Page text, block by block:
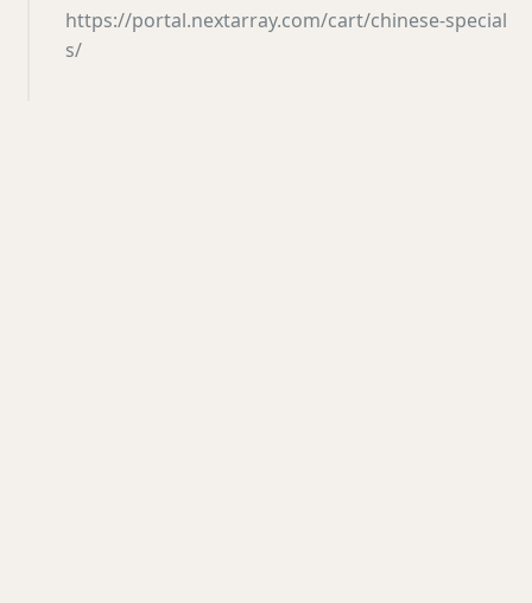
https://portal.nextarray.com/cart/chinese-special
s/